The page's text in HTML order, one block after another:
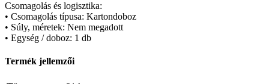
Csomagolás és logisztika:
• Csomagolás típusa: Kartondoboz
• Súly, méretek: Nem megadott
• Egység / doboz: 1 db
Termék jellemzői